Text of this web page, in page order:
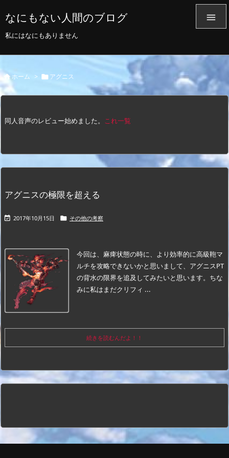
なにもない人間のブログ
私にはなにもありません

 ホーム > アグニス
同人音声のレビュー始めました。 これ一覧
アグニスの極限を超える
 2017年10月15日  その他の考察
今回は、麻痺状態の時に、より効率的に高級鞄マ
ルチを攻略できないかと思いまして、アグニスPT
の背水の限界を追及してみたいと思います。ちな
みに私はまだクリフィ ...
続きを読むんだよ！！